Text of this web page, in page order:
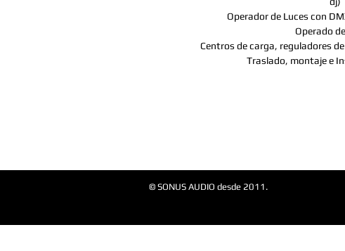
Operador de Luces con
Operado
Centros de carga, reguladores
Traslado, montaje e
© SONUS AUDIO desde 2011.